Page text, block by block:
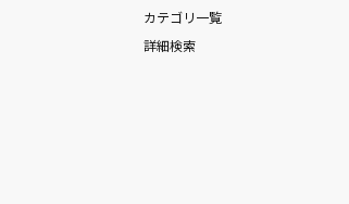
カテゴリ一覧
詳細検索